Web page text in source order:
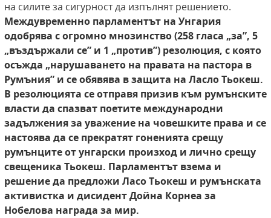
на силите за сигурност да изпълнят решението.
Междувременно парламентът на Унгария
одобрява с огромно мнозинство (258 гласа „за”, 5
„въздържали се” и 1 „против”) резолюция, с която
осъжда „нарушаването на правата на пастора в
Румъния” и се обявява в защита на Ласло Тьокеш.
В резолюцията се отправя призив към румънските
власти да спазват поетите международни
задължения за уважение на човешките права и се
настоява да се прекратят гоненията срещу
румънците от унгарски произход и лично срещу
свещеника Тьокеш. Парламентът взема и
решение да предложи ЛасоТьокеш и румънската
активистка и дисидентДойна Корнеа за
Нобелова награда за мир.